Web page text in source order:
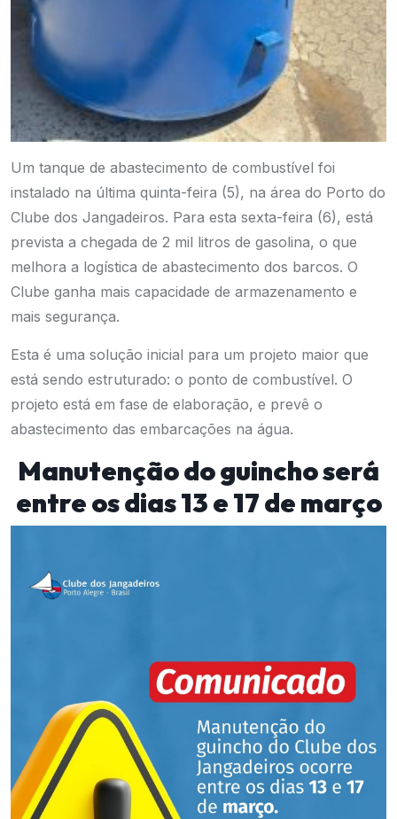
Um tanque de abastecimento de combustível foi
instalado na última quinta-feira (5), na área do Porto do
Clube dos Jangadeiros. Para esta sexta-feira (6), está
prevista a chegada de 2 mil litros de gasolina, o que
melhora a logística de abastecimento dos barcos. O
Clube ganha mais capacidade de armazenamento e
mais segurança.
Esta é uma solução inicial para um projeto maior que
está sendo estruturado: o ponto de combustível. O
projeto está em fase de elaboração, e prevê o
abastecimento das embarcações na água.
Manutenção do guincho será
entre os dias 13 e 17 de março